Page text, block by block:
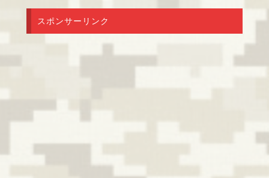
スポンサーリンク